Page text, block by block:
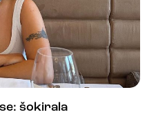
šokirala